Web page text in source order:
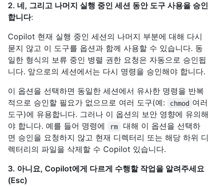
2. 네, 그리고 나머지 실행 중인 세션 동안 도구 사용을 승인
합니다:
Copilot 현재 실행 중인 세션의 나머지 부분에 대해 다시
묻지 않고 이 도구를 옵션과 함께 사용할 수 있습니다. 동
일한 형식의 보류 중인 병렬 권한 요청은 자동으로 승인됩
니다. 앞으로의 세션에서는 다시 명령을 승인해야 합니다.
이 옵션을 선택하면 동일한 세션에서 유사한 명령을 반복
적으로 승인할 필요가 없으므로 여러 도구(예:
chmod 여러
도구)에 유용합니다. 그러나 이 옵션의 보안 영향에 유의해
야 합니다. 예를 들어 명령에
rm
대해 이 옵션을 선택하
면 승인을 요청하지 않고 현재 디렉터리 또는 해당 하위 디
렉터리의 파일을 삭제할 수 Copilot 있습니다.
3. 아니요, Copilot에게 다르게 수행할 작업을 알려주세요
(Esc)